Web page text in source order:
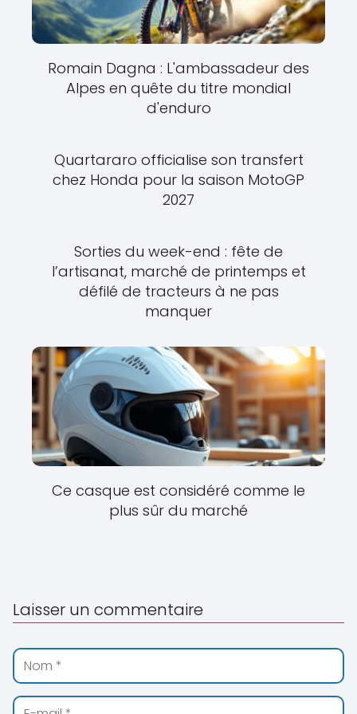
Romain Dagna : L'ambassadeur des
Alpes en quête du titre mondial
d'enduro
Quartararo officialise son transfert
chez Honda pour la saison MotoGP
2027
Sorties du week-end : fête de
l’artisanat, marché de printemps et
défilé de tracteurs à ne pas
manquer
Ce casque est considéré comme le
plus sûr du marché
Laisser un commentaire